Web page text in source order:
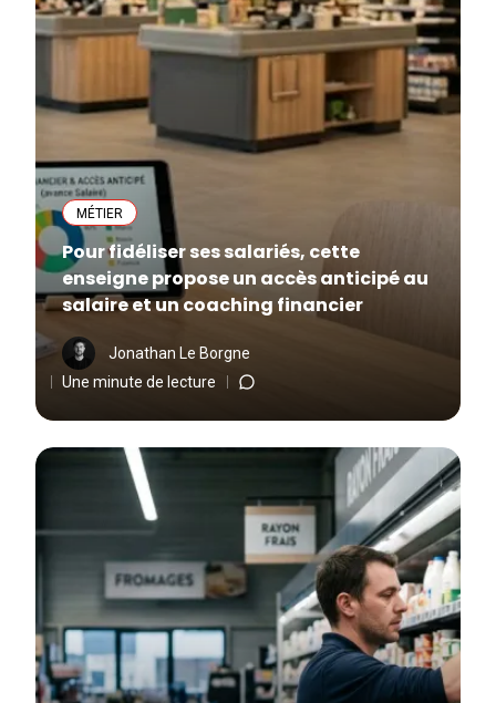
MÉTIER
Pour fidéliser ses salariés, cette
enseigne propose un accès anticipé au
salaire et un coaching financier
Jonathan Le Borgne
Une minute de lecture